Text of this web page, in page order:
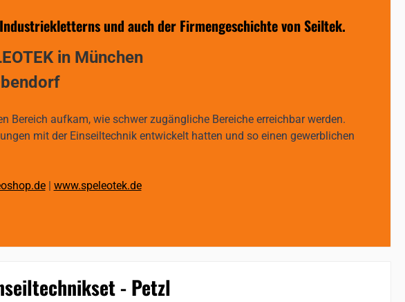
und auch der Firmengeschichte von Seiltek.
in München
aufkam, wie schwer zugängliche Bereiche erreichbar werden.
mit der Einseiltechnik entwickelt hatten und so einen gewerblichen
| www.speleotek.de
- Petzl